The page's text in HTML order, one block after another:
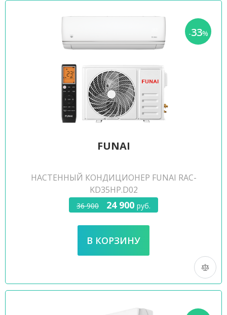
-33%
FUNAI
НАСТЕННЫЙ КОНДИЦИОНЕР FUNAI RAC-
KD35HP.D02
36 900 24 900 руб.